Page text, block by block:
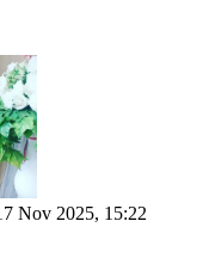
Nov 2025, 15:22